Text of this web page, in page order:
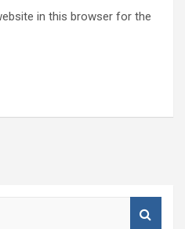
in this browser for the